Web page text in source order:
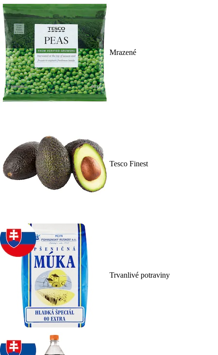
Mrazené
Tesco Finest
Trvanlivé potraviny